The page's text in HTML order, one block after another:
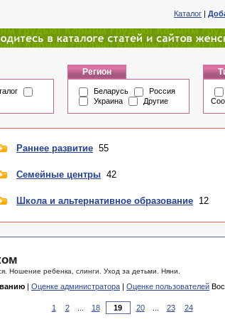
Каталог |
Регион
Беларусь
Россия
Украина
Другие
Раннее развитие 55
Семейные центры 42
Школа и альтернативное образование 12
Ношение ребенка, слинги. Уход за детьми. Няни.
| Оценке администратора | Оценке пользователей
1 2 18 20 23 24